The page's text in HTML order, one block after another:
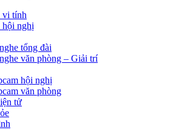
vi tính
hội nghị
tổng đài
văn phòng – Giải trí
hội nghị
văn phòng
tử